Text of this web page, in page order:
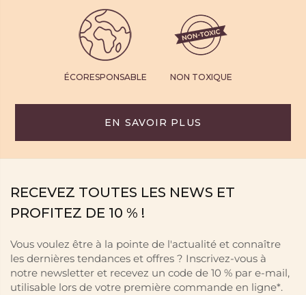
ÉCORESPONSABLE NON TOXIQUE
EN SAVOIR PLUS
RECEVEZ TOUTES LES NEWS ET
PROFITEZ DE 10 % !
Vous voulez être à la pointe de l'actualité et connaître
les dernières tendances et offres ? Inscrivez-vous à
notre newsletter et recevez un code de 10 % par e-mail,
utilisable lors de votre première commande en ligne*.